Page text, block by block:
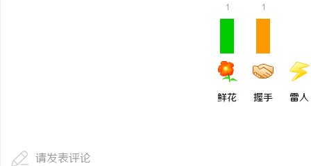
1
鲜花
1
握手 雷人
请发表评论